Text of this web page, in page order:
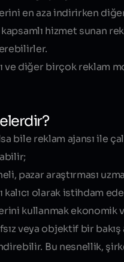
en aza indirirken
hizmet sunan
ve diğer birçok reklam
reklam ajansı ile
pazar araştırması
kalıcı olarak istihdam
kullanmak ekonomik
veya objektif bir
Bu nesnellik,